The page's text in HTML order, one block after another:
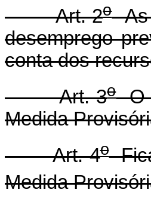
Art. 2oAs
desemprego
conta dos
Art. 3oO
Medida
Art. 4o
Medida